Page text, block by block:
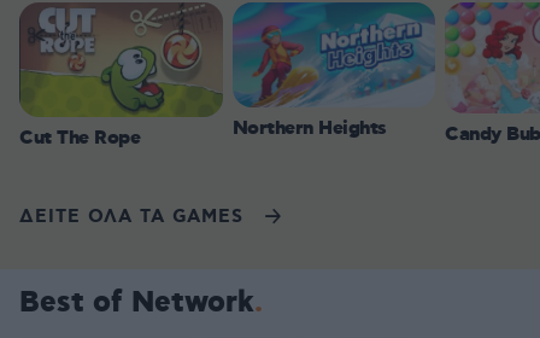
Cut The Rope Northern Heights Candy
ΔΕΙΤΕ ΟΛΑ ΤΑ GAMES
Best of Network